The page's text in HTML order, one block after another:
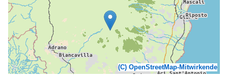
(C) OpenStreetMap-Mitwirkende